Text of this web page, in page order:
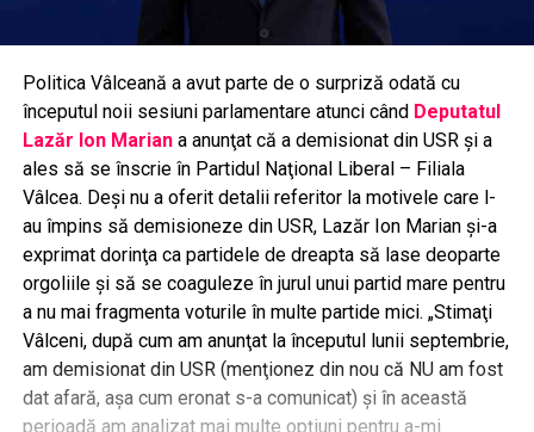
Politica Vâlceană a avut parte de o surpriză odată cu
începutul noii sesiuni parlamentare atunci când Deputatul
Lazăr Ion Mariana anunţat că a demisionat din USR şi a
ales să se înscrie în Partidul Naţional Liberal – Filiala
Vâlcea. Deşi nu a oferit detalii referitor la motivele care l-
au împins să demisioneze din USR, Lazăr Ion Marian şi-a
exprimat dorinţa ca partidele de dreapta să lase deoparte
orgoliile şi să se coaguleze în jurul unui partid mare pentru
a nu mai fragmenta voturile în multe partide mici. „Stimaţi
Vâlceni, după cum am anunţat la începutul lunii septembrie,
am demisionat din USR (menţionez din nou că NU am fost
dat afară, aşa cum eronat s-a comunicat) şi în această
perioadă am analizat mai multe opţiuni pentru a-mi